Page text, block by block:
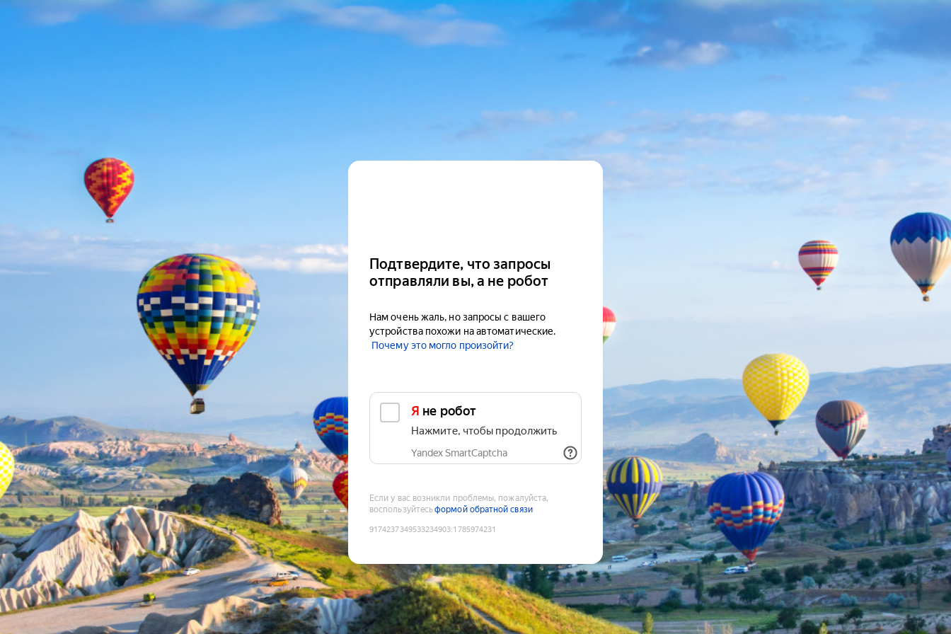
Подтвердите, что запросы
отправляли вы, а не робот
Нам очень жаль, но запросы с вашего
устройства похожи на автоматические.
Почему это могло произойти?
Я не робот
Нажмите, чтобы продолжить
Yandex SmartCaptcha
Если у вас возникли проблемы, пожалуйста,
воспользуйтесьформой обратной связи
9174237349533234903:1785974231